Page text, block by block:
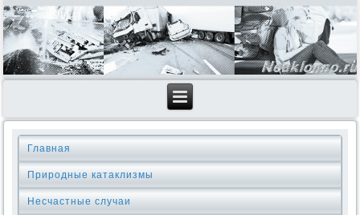
Главная
Природные катаклизмы
Несчастные случаи